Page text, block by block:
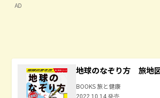
AD
地球のなぞり方 旅地
BOOKS 旅と健康
2022.10.14 発売